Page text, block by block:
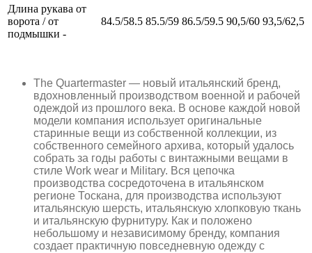
Длина рукава от
ворота / от
подмышки -
84.5/58.5 85.5/59 86.5/59.5 90,5/60 93,5/62,5
The Quartermaster — новый итальянский бренд,
вдохновленный производством военной и рабочей
одеждой из прошлого века. В основе каждой новой
модели компания использует оригинальные
старинные вещи из собственной коллекции, из
собственного семейного архива, который удалось
собрать за годы работы с винтажными вещами в
стиле Work wear и Military. Вся цепочка
производства сосредоточена в итальянском
регионе Тоскана, для производства используют
итальянскую шерсть, итальянскую хлопковую ткань
и итальянскую фурнитуру. Как и положено
небольшому и независимому бренду, компания
создает практичную повседневную одежду с